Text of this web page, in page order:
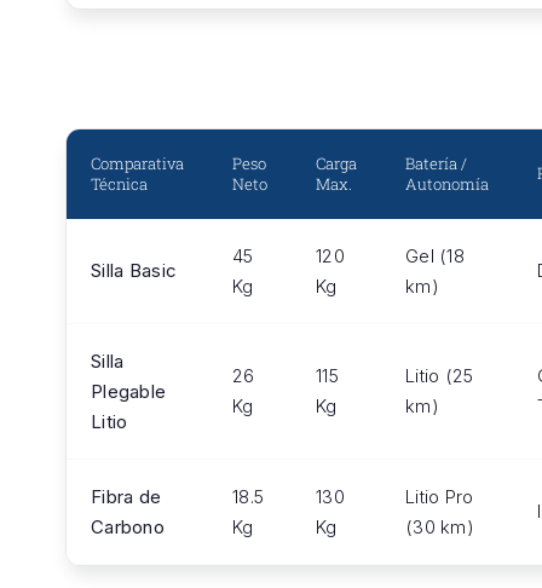
Comparativa
Técnica
Peso
Neto
Carga
Max.
Batería /
Autonomía
Silla Basic
45
Kg
120
Kg
Gel (18
km)
Silla
Plegable
Litio
26
Kg
115
Kg
Litio (25
km)
Fibra de
Carbono
18.5
Kg
130
Kg
Litio Pro
(30 km)